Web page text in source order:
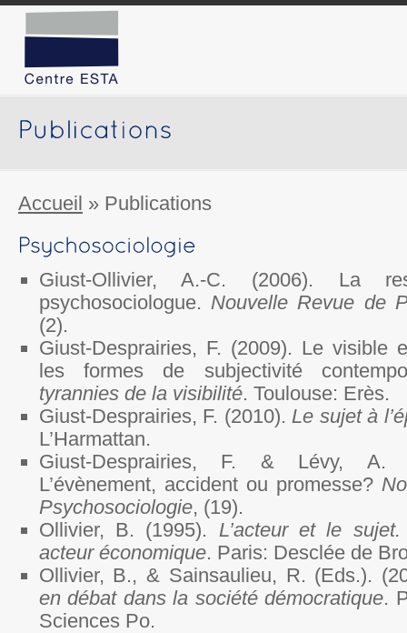
Accueil » Publications
Giust-Ollivier, A.-C. (2006). La
psychosociologue. Nouvelle Revue de
(2).
Giust-Desprairies, F. (2009). Le visible
les formes de subjectivité
tyrannies de la visibilité. Toulouse: Erès.
Giust-Desprairies, F. (2010).Le sujet à
L’Harmattan.
Giust-Desprairies, F. & Lévy, A.
L’évènement, accident ou promesse?
Psychosociologie, (19).
Ollivier, B. (1995). L’acteur et le
acteur économique. Paris: Desclée de
Ollivier, B., & Sainsaulieu, R. (Eds.).
en débat dans la société démocratique.
Sciences Po.